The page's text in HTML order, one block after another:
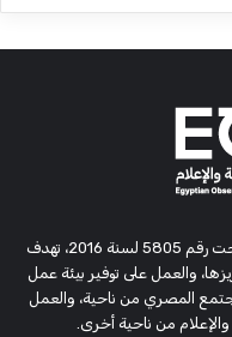
مؤسسة بحثية وحقوقية مستقلة، مسجلة تحت رقم 5805 لسنة 2016، تهدف
والعمل على توفير بيئة عمل
المصري من ناحية، والعمل
من ناحية أخرى.